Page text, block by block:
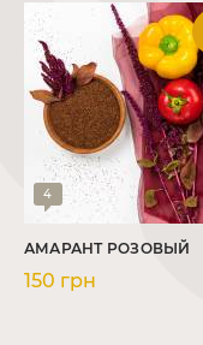
4
АМАРАНТ РОЗОВЫЙ
150 грн